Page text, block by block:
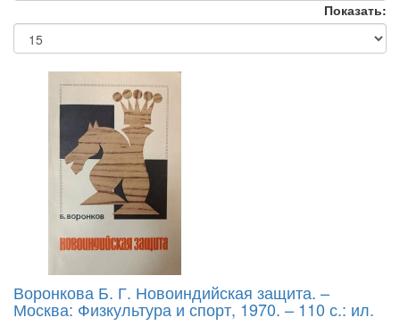
Показать:
Воронкова Б. Г. Новоиндийская защита. –
Москва: Физкультура и спорт, 1970. – 110 с.: ил.